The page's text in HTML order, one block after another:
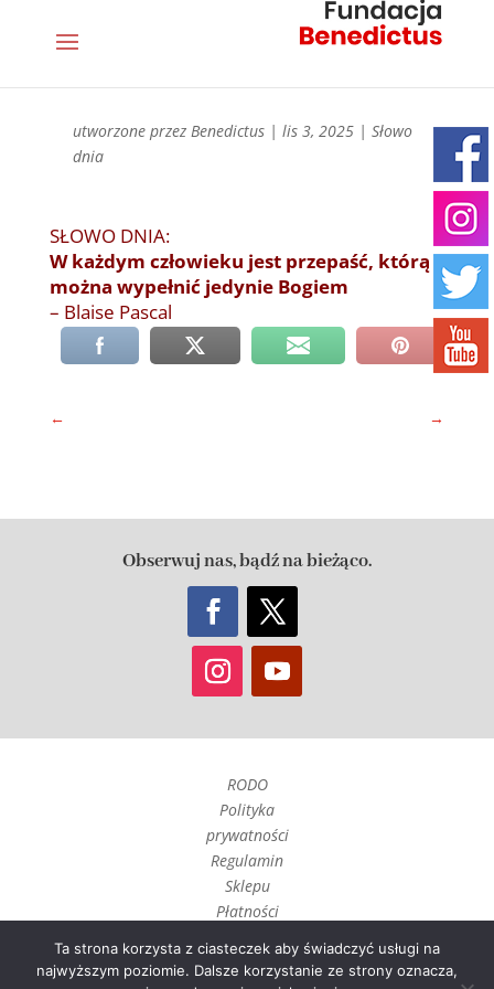
utworzone przez Benedictus| lis 3, 2025| Słowo
dnia
SŁOWO DNIA:
W każdym człowieku jest przepaść, którą
można wypełnić jedynie Bogiem
– Blaise Pascal
← →
Obserwuj nas, bądź na bieżąco.
RODO
Polityka
prywatności
Regulamin
Sklepu
Płatności
i wysyłka
Ta strona korzysta z ciasteczek aby świadczyć usługi na
najwyższym poziomie. Dalsze korzystanie ze strony oznacza,